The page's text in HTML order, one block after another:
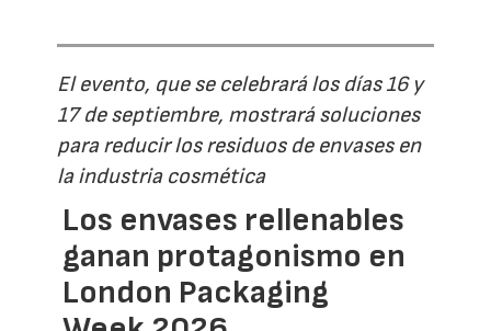
El evento, que se celebrará los días 16 y
17 de septiembre, mostrará soluciones
para reducir los residuos de envases en
la industria cosmética
Los envases rellenables
ganan protagonismo en
London Packaging